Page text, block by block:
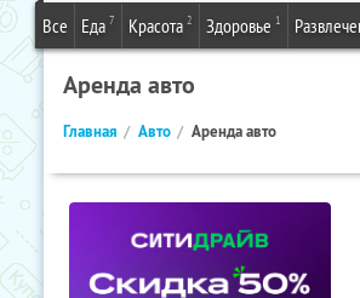
Все Еда 7 Красота 2 Здоровье 1
Аренда авто
Главная Авто Аренда авто